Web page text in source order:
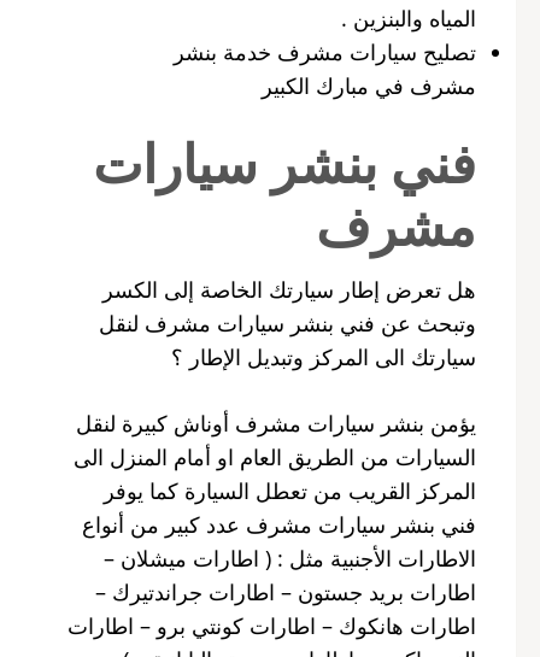
المياه والبنزين .
تصليح سيارات مشرف خدمة بنشر
مشرف في مبارك الكبير
فني بنشر سيارات
مشرف
هل تعرض إطار سيارتك الخاصة إلى الكسر
وتبحث عن فني بنشر سيارات مشرف لنقل
سيارتك الى المركز وتبديل الإطار ؟
يؤمن بنشر سيارات مشرف أوناش كبيرة لنقل
السيارات من الطريق العام او أمام المنزل الى
المركز القريب من تعطل السيارة كما يوفر
فني بنشر سيارات مشرف عدد كبير من أنواع
الاطارات الأجنبية مثل : ( اطارات ميشلان –
اطارات بريد جستون – اطارات جراندتيرك –
اطارات هانكوك – اطارات كونتي برو – اطارات